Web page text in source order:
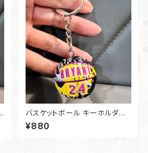
バスケットボール キーホルダー
卒団 引退 名入れストラップ作成
可能 24
¥880